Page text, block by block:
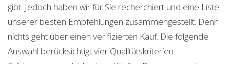
gibt. Jedoch haben wir für Sie recherchiert und eine Liste
unserer besten Empfehlungen zusammengestellt. Denn
nichts geht über einen verifizierten Kauf. Die folgende
Auswahl berücksichtigt vier Qualitätskriterien.